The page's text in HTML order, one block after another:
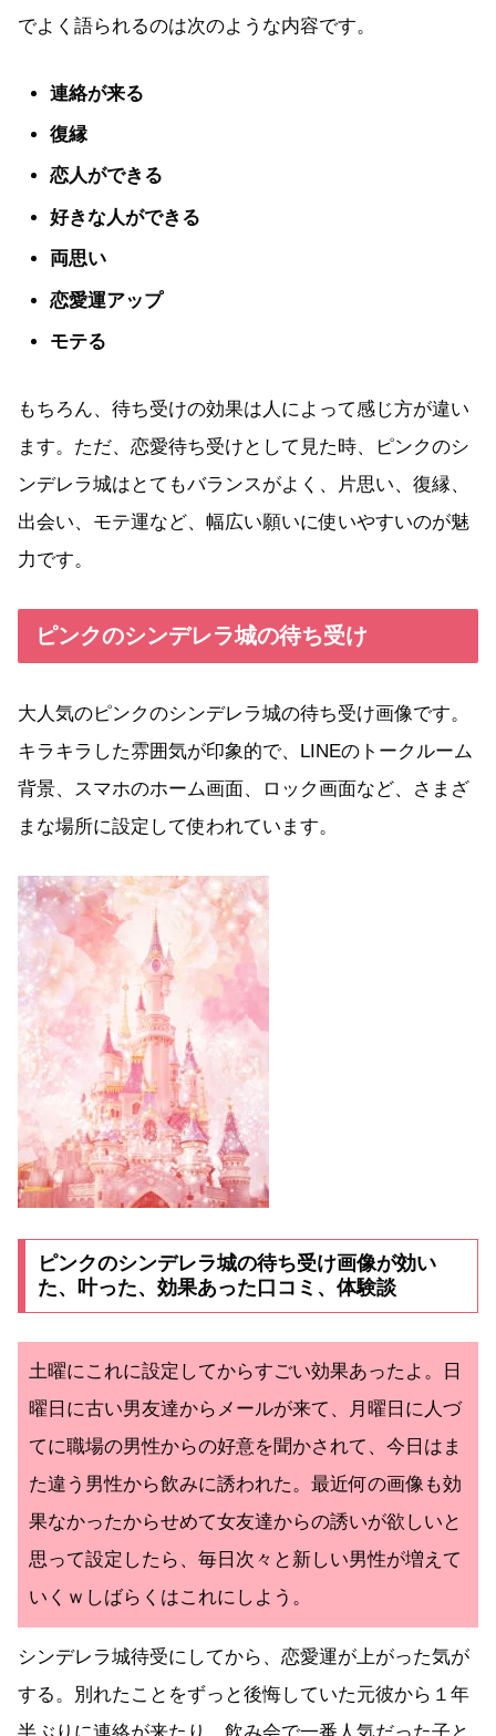
でよく語られるのは次のような内容です。
連絡が来る
復縁
恋人ができる
好きな人ができる
両思い
恋愛運アップ
モテる
もちろん、待ち受けの効果は人によって感じ方が違い
ます。ただ、恋愛待ち受けとして見た時、ピンクのシ
ンデレラ城はとてもバランスがよく、片思い、復縁、
出会い、モテ運など、幅広い願いに使いやすいのが魅
力です。
ピンクのシンデレラ城の待ち受け
大人気のピンクのシンデレラ城の待ち受け画像です。
キラキラした雰囲気が印象的で、LINEのトークルーム
背景、スマホのホーム画面、ロック画面など、さまざ
まな場所に設定して使われています。
ピンクのシンデレラ城の待ち受け画像が効い
た、叶った、効果あった口コミ、体験談
土曜にこれに設定してからすごい効果あったよ。日
曜日に古い男友達からメールが来て、月曜日に人づ
てに職場の男性からの好意を聞かされて、今日はま
た違う男性から飲みに誘われた。最近何の画像も効
果なかったからせめて女友達からの誘いが欲しいと
思って設定したら、毎日次々と新しい男性が増えて
いくｗしばらくはこれにしよう。
シンデレラ城待受にしてから、恋愛運が上がった気が
する。別れたことをずっと後悔していた元彼から１年